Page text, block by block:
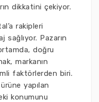
dikkatini çekiyor.
rakipleri
sağlıyor. Pazarın
doğru
markanın
faktörlerden biri.
yapılan
konumunu